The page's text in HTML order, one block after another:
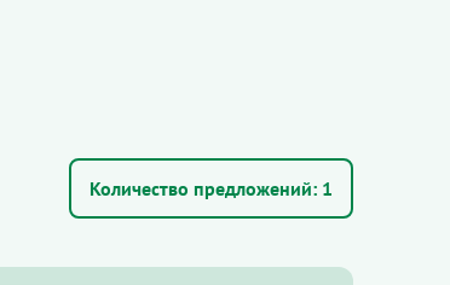
Количество предложений: 1